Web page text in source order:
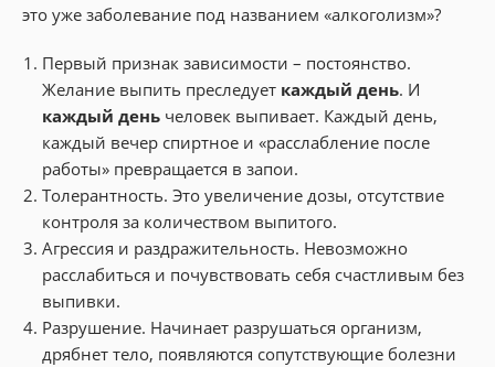
это уже заболевание под названием «алкоголизм»?
Первый признак зависимости – постоянство.
Желание выпить преследует каждый день. И
каждый день человек выпивает. Каждый день,
каждый вечер спиртное и «расслабление после
работы» превращается в запои.
Толерантность. Это увеличение дозы, отсутствие
контроля за количеством выпитого.
Агрессия и раздражительность. Невозможно
расслабиться и почувствовать себя счастливым без
выпивки.
Разрушение. Начинает разрушаться организм,
дрябнет тело, появляются сопутствующие болезни